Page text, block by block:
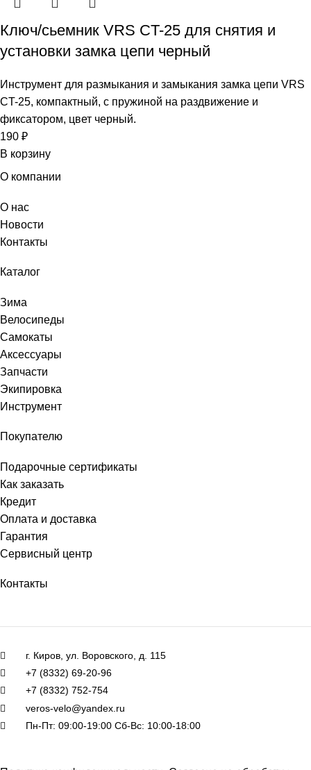
Ключ/сьемник VRS CT-25 для снятия и
установки замка цепи черный
Инструмент для размыкания и замыкания замка цепи VRS
CT-25, компактный, с пружиной на раздвижение и
фиксатором, цвет черный.
190 ₽
В корзину
О компании
О нас
Новости
Контакты
Каталог
Зима
Велосипеды
Самокаты
Аксессуары
Запчасти
Экипировка
Инструмент
Покупателю
Подарочные сертификаты
Как заказать
Кредит
Оплата и доставка
Гарантия
Сервисный центр
Контакты
г. Киров, ул. Воровского, д. 115
+7 (8332) 69-20-96
+7 (8332) 752-754
veros-velo@yandex.ru
Пн-Пт: 09:00-19:00 Сб-Вс: 10:00-18:00